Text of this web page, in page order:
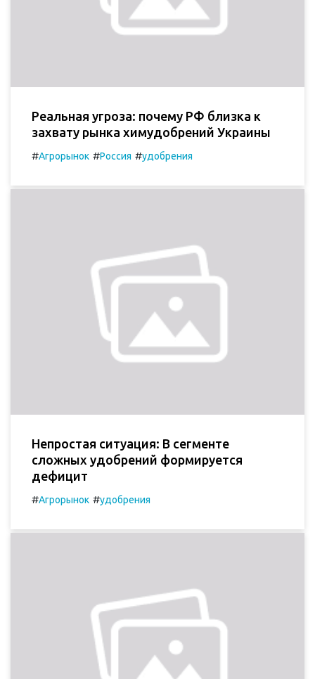
Реальная угроза: почему РФ близка к
захвату рынка химудобрений Украины
#Агрорынок #Россия #удобрения
Непростая ситуация: В сегменте
сложных удобрений формируется
дефицит
#Агрорынок #удобрения